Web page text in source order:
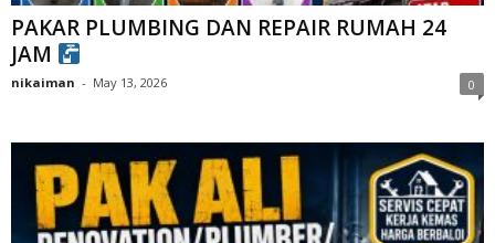
PAKAR PLUMBING DAN REPAIR RUMAH 24
JAM
nikaiman - May 13, 2026 0